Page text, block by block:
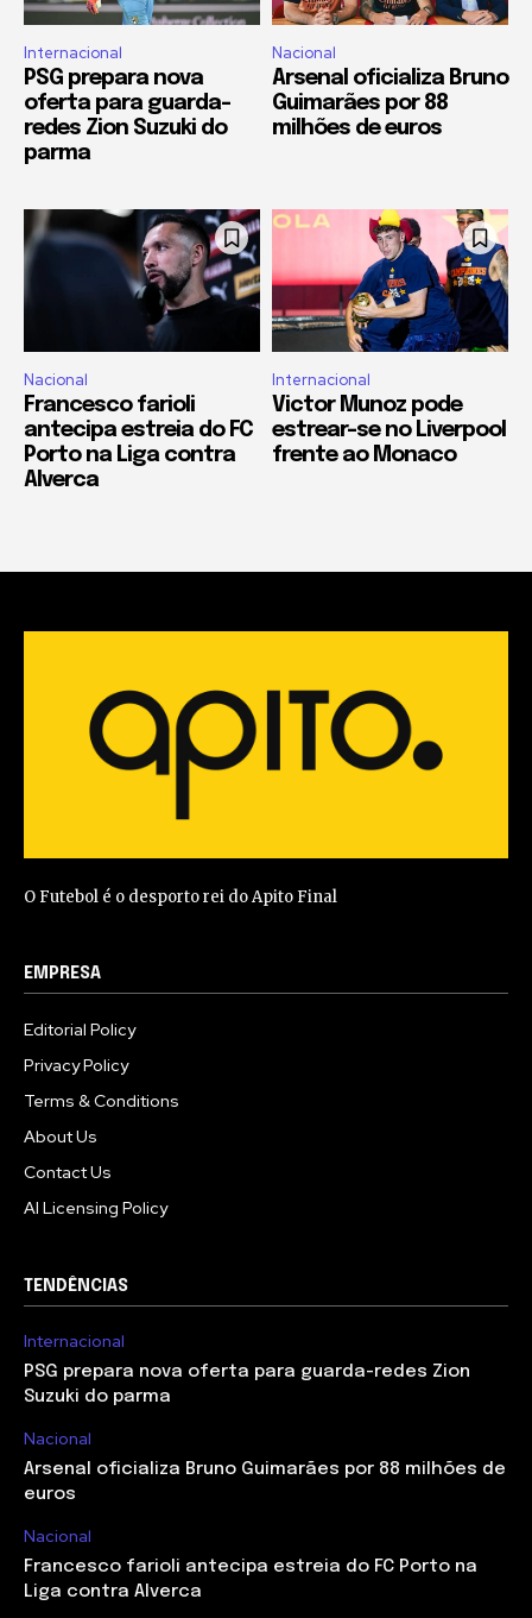
Internacional
PSG prepara nova
oferta para guarda-
redes Zion Suzuki do
parma
Nacional
Arsenal oficializa Bruno
Guimarães por 88
milhões de euros
Nacional
Francesco farioli
antecipa estreia do FC
Porto na Liga contra
Alverca
Internacional
Victor Munoz pode
estrear-se no Liverpool
frente ao Monaco
O Futebol é o desporto rei do Apito Final
EMPRESA
Editorial Policy
Privacy Policy
Terms & Conditions
About Us
Contact Us
AI Licensing Policy
TENDÊNCIAS
Internacional
PSG prepara nova oferta para guarda-redes Zion
Suzuki do parma
Nacional
Arsenal oficializa Bruno Guimarães por 88 milhões de
euros
Nacional
Francesco farioli antecipa estreia do FC Porto na
Liga contra Alverca